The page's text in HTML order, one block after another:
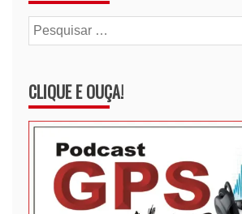
Pesquisar
por:
CLIQUE E OUÇA!